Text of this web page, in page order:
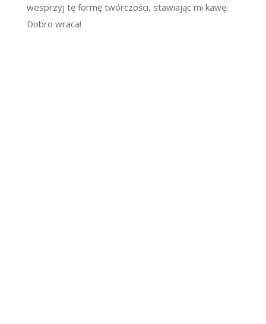
wesprzyj tę formę twórczości, stawiając mi kawę.
Dobro wraca!